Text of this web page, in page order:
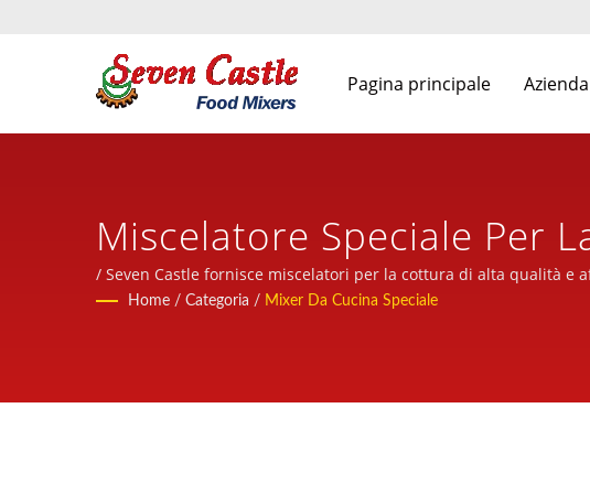
Pagina principale Azienda
Miscelatore Speciale Per
Lavorazione Alimentare,
/ Seven Castle fornisce miscelatori per la cottura di alta qualità
Home / Categoria / Mixer Da Cucina Speciale